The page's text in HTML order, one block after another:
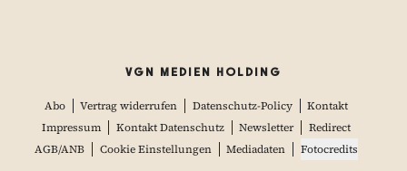
VGN MEDIEN HOLDING
Abo Vertrag widerrufen Datenschutz-Policy
Kontakt
Impressum
Kontakt Datenschutz Newsletter
Redirect
AGB/ANB
Cookie Einstellungen Mediadaten Fotocredits